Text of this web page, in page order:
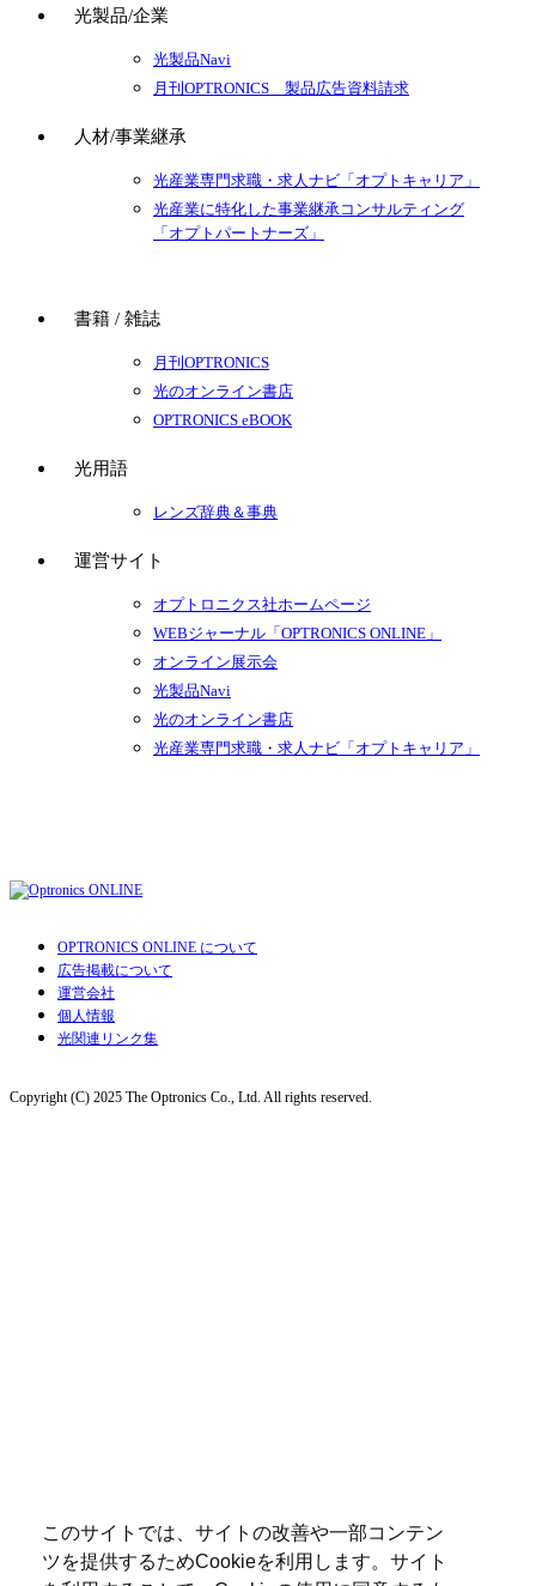
このサイトでは、サイトの改善や一部コンテン
ツを提供するためCookieを利用します。サイト
光製品/企業
光製品Navi
月刊OPTRONICS 製品広告資料請求
人材/事業継承
光産業専門求職・求人ナビ「オプトキャリア」
光産業に特化した事業継承コンサルティング
「オプトパートナーズ」
書籍 / 雑誌
月刊OPTRONICS
光のオンライン書店
OPTRONICS eBOOK
光用語
レンズ辞典＆事典
運営サイト
オプトロニクス社ホームページ
WEBジャーナル「OPTRONICS ONLINE」
オンライン展示会
光製品Navi
光のオンライン書店
光産業専門求職・求人ナビ「オプトキャリア」
OPTRONICS ONLINE について
広告掲載について
運営会社
個人情報
光関連リンク集
Copyright (C) 2025 The Optronics Co., Ltd. All rights reserved.